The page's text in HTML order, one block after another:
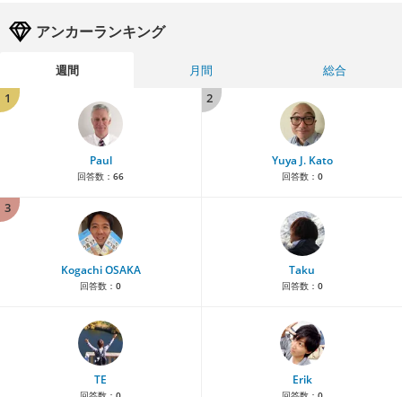
アンカーランキング
週間 月間
総合
1
Paul
回答数： 66
2
Yuya J. Kato
回答数： 0
3
Kogachi OSAKA
回答数： 0
Taku
回答数： 0
TE Erik